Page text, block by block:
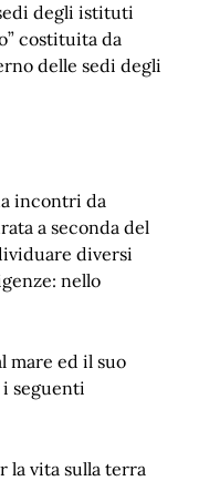
degli istituti
costituita da
delle sedi degli
incontri da
a seconda del
diversi
nello
mare ed il suo
seguenti
la vita sulla terra